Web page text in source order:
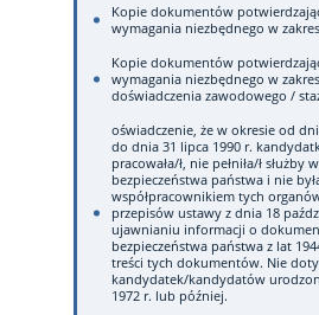
Kopie dokumentów
wymagania niezbędnego w
Kopie dokumentów
wymagania niezbędnego w
doświadczenia zawodowego /
oświadczenie, że w okresie od
do dnia 31 lipca 1990 r.
pracowała/ł, nie pełniła/ł służby
bezpieczeństwa państwa i nie
współpracownikiem tych
przepisów ustawy z dnia 18
ujawnianiu informacji o
bezpieczeństwa państwa z lat
treści tych dokumentów. Nie
kandydatek/kandydatów
1972 r. lub później.